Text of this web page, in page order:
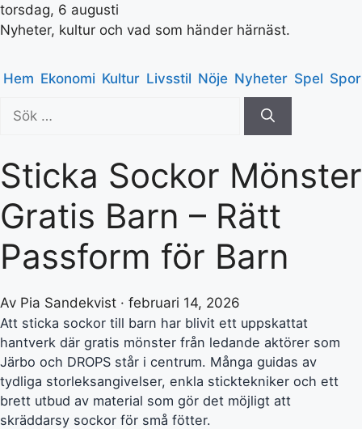
torsdag, 6 augusti
Nyheter, kultur och vad som händer härnäst.
Hem Ekonomi Kultur Livsstil Nöje Nyheter Spel
Sök
efter:
Sticka Sockor Mönster
Gratis Barn – Rätt
Passform för Barn
Av Pia Sandekvist · februari 14, 2026
Att sticka sockor till barn har blivit ett uppskattat
hantverk där gratis mönster från ledande aktörer som
Järbo och DROPS står i centrum. Många guidas av
tydliga storleksangivelser, enkla sticktekniker och ett
brett utbud av material som gör det möjligt att
skräddarsy sockor för små fötter.